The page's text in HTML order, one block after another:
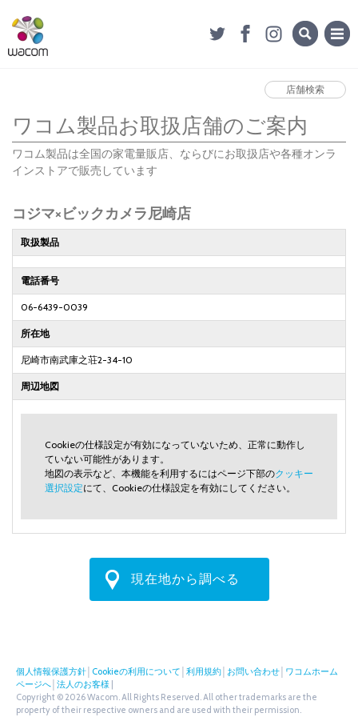
店舗検索
ワコム製品お取扱店舗のご案内
ワコム製品は全国の家電量販店、ならびにお取扱店や各種オンラ
インストアで販売しています
コジマ×ビックカメラ尼崎店
取扱製品
電話番号
06-6439-0039
所在地
尼崎市南武庫之荘2-34-10
周辺地図
Cookieの仕様設定が有効になっていないため、正常に動作し
ていない可能性があります。
地図の表示など、本機能を利用するにはページ下部のクッキー
選択設定にて、Cookieの仕様設定を有効にしてください。
現在地から調べる
個人情報保護方針 Cookieの利用について 利用規約 お問い合わせ ワコムホーム
ページへ 法人のお客様
Copyright © 2026 Wacom. All Rights Reserved. All other trademarks are the
property of their respective owners and are used with their permission.